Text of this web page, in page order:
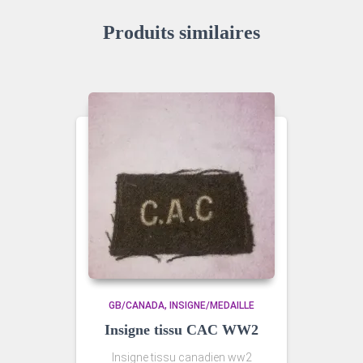
Produits similaires
GB/CANADA INSIGNE/MEDAILLE
Insigne tissu CAC WW2
Insigne tissu canadien ww2